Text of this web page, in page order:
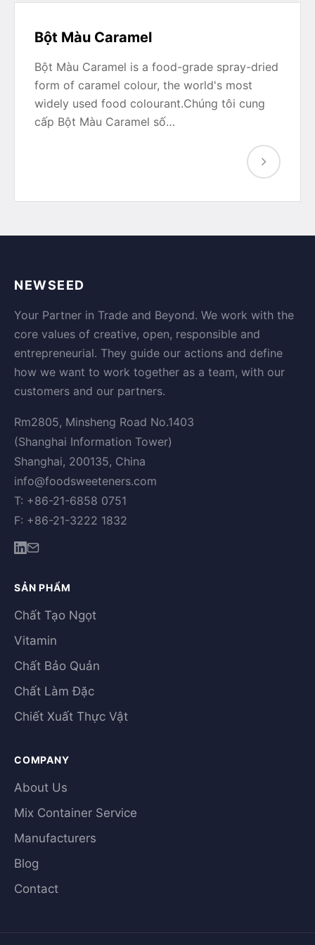
Bột Màu Caramel
Bột Màu Caramel is a food-grade spray-dried
form of caramel colour, the world's most
widely used food colourant.Chúng tôi cung
cấp Bột Màu Caramel số…
NEWSEED
Your Partner in Trade and Beyond. We work with the
core values of creative, open, responsible and
entrepreneurial. They guide our actions and define
how we want to work together as a team, with our
customers and our partners.
Rm2805, Minsheng Road No.1403
(Shanghai Information Tower)
Shanghai, 200135, China
info@foodsweeteners.com
T: +86-21-6858 0751
F: +86-21-3222 1832
SẢN PHẨM
Chất Tạo Ngọt
Vitamin
Chất Bảo Quản
Chất Làm Đặc
Chiết Xuất Thực Vật
COMPANY
About Us
Mix Container Service
Manufacturers
Blog
Contact